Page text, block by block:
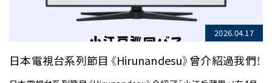
2026.04.17
日本電視台系列節目《Hirunandesu》曾介紹過我們！